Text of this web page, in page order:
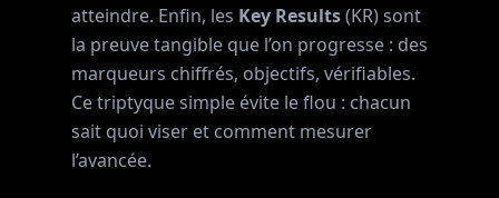
atteindre. Enfin, les Key Results(KR) sont
la preuve tangible que l’on progresse : des
marqueurs chiffrés, objectifs, vérifiables.
Ce triptyque simple évite le flou : chacun
sait quoi viser et comment mesurer
l’avancée.